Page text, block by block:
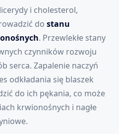
i cholesterol,
do stanu
. Przewlekłe stany
czynników rozwoju
serca. Zapalenie naczyń
odkładania się blaszek
do ich pękania, co może
krwionośnych i nagłe